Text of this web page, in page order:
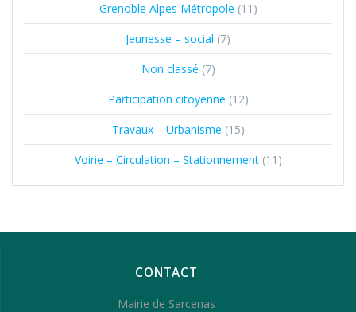
Grenoble Alpes Métropole (11)
Jeunesse – social (7)
Non classé (7)
Participation citoyenne (12)
Travaux – Urbanisme (15)
Voirie – Circulation – Stationnement(11)
CONTACT
Mairie de Sarcenas